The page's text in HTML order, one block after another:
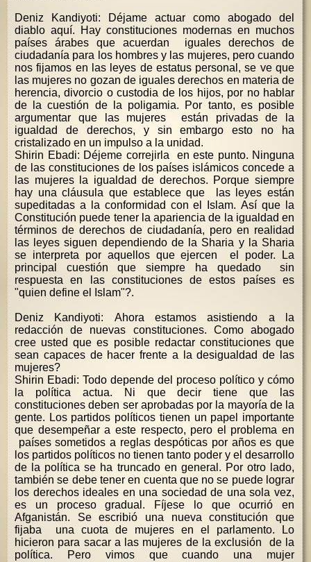
Deniz Kandiyoti: Déjame actuar como abogado del
diablo aquí. Hay constituciones modernas en muchos
países árabes que acuerdan iguales derechos de
ciudadanía para los hombres y las mujeres, pero cuando
nos fijamos en las leyes de estatus personal, se ve que
las mujeres no gozan de iguales derechos en materia de
herencia, divorcio o custodia de los hijos, por no hablar
de la cuestión de la poligamia. Por tanto, es posible
argumentar que las mujeres están privadas de la
igualdad de derechos, y sin embargo esto no ha
cristalizado en un impulso a la unidad.
Shirin Ebadi: Déjeme correjirla en este punto. Ninguna
de las constituciones de los países islámicos concede a
las mujeres la igualdad de derechos. Porque siempre
hay una cláusula que establece que las leyes están
supeditadas a la conformidad con el Islam. Así que la
Constitución puede tener la apariencia de la igualdad en
términos de derechos de ciudadanía, pero en realidad
las leyes siguen dependiendo de la Sharia y la Sharia
se interpreta por aquellos que ejercen el poder. La
principal cuestión que siempre ha quedado sin
respuesta en las constituciones de estos países es
"quien define el Islam"?.
Deniz Kandiyoti: Ahora estamos asistiendo a la
redacción de nuevas constituciones. Como abogado
cree usted que es posible redactar constituciones que
sean capaces de hacer frente a la desigualdad de las
mujeres?
Shirin Ebadi: Todo depende del proceso político y cómo
la política actua. Ni que decir tiene que las
constituciones deben ser aprobadas por la mayoría de la
gente. Los partidos políticos tienen un papel importante
que desempeñar a este respecto, pero el problema en
países sometidos a reglas despóticas por años es que
los partidos políticos no tienen tanto poder y el desarrollo
de la política se ha truncado en general. Por otro lado,
también se debe tener en cuenta que no se puede lograr
los derechos ideales en una sociedad de una sola vez,
es un proceso gradual. Fíjese lo que ocurrió en
Afganistán. Se escribió una nueva constitución que
fijaba una cuota de mujeres en el parlamento. Lo
hicieron para sacar a las mujeres de la exclusión de la
política. Pero vimos que cuando una mujer